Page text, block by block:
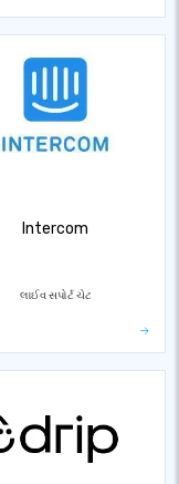
Intercom
લાઈવ સપોર્ટ ચેટ